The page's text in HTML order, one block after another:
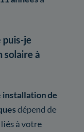
je
solaire à
installation de
dépend de
à votre